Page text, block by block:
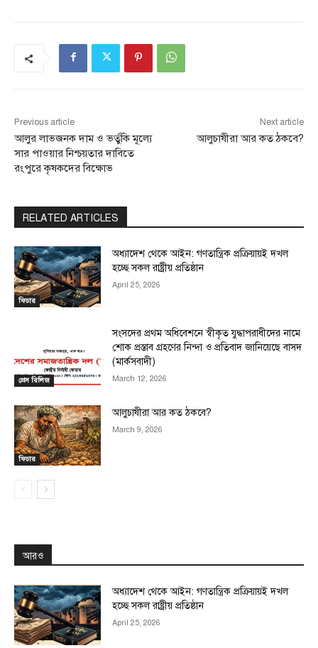
Previous article
আলুর লাভজনক দাম ও ভর্তুকি মূল্যে
সার পাওয়ার নিশ্চয়তার দাবিতে
রংপুরে কৃষকদের বিক্ষোভ
Next article
আলুচাষীরা আর কত ঠকবে?
RELATED ARTICLES
ফিচার
অধ্যাদেশ থেকে আইন: গণতান্ত্রিক প্রক্রিয়ায়ই দখল
হচ্ছে সকল রাষ্ট্রীয় প্রতিষ্ঠান
April 25, 2026
প্রেস রিলিজ
সংসদের প্রথম অধিবেশনে স্বীকৃত যুদ্ধাপরাধীদের নামে
শোক প্রস্তাব গ্রহণের নিন্দা ও প্রতিবাদ জানিয়েছে বাসদ
(মার্কসবাদী)
March 12, 2026
ফিচার
আলুচাষীরা আর কত ঠকবে?
March 9, 2026
আরও
অধ্যাদেশ থেকে আইন: গণতান্ত্রিক প্রক্রিয়ায়ই দখল
হচ্ছে সকল রাষ্ট্রীয় প্রতিষ্ঠান
April 25, 2026